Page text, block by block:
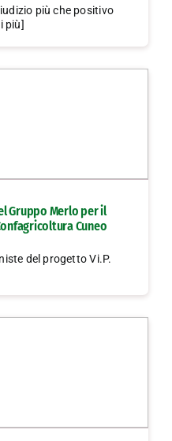
più che positivo
più]
Gruppo Merlo per il
Cuneo
del progetto Vi.P.